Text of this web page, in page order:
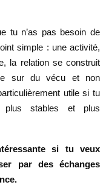
tu n’as pas besoin de
simple : une activité,
la relation se construit
sur du vécu et non
utile si tu
plus stables et plus
si tu veux
par des échanges